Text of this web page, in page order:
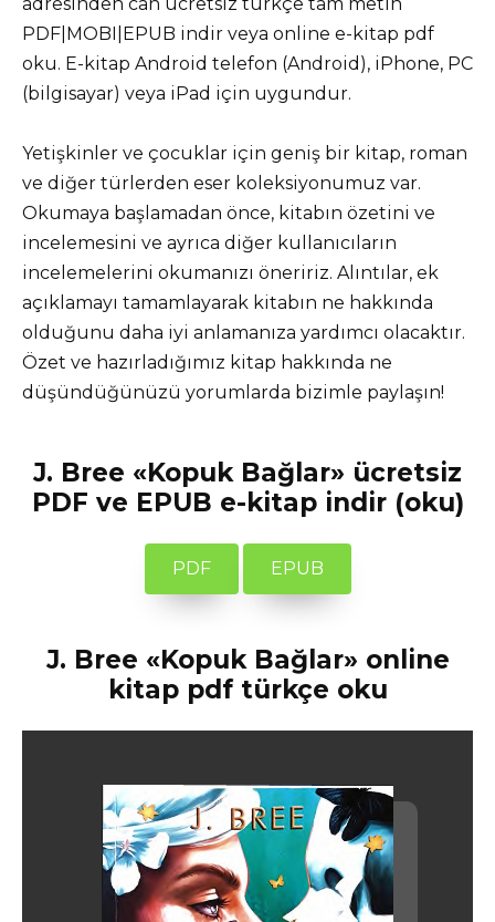
PDF|MOBI|EPUB indir veya online e-kitap pdf
oku. E-kitap Android telefon (Android), iPhone, PC
(bilgisayar) veya iPad için uygundur.
Yetişkinler ve çocuklar için geniş bir kitap, roman
ve diğer türlerden eser koleksiyonumuz var.
Okumaya başlamadan önce, kitabın özetini ve
incelemesini ve ayrıca diğer kullanıcıların
incelemelerini okumanızı öneririz. Alıntılar, ek
açıklamayı tamamlayarak kitabın ne hakkında
olduğunu daha iyi anlamanıza yardımcı olacaktır.
Özet ve hazırladığımız kitap hakkında ne
düşündüğünüzü yorumlarda bizimle paylaşın!
J. Bree «Kopuk Bağlar» ücretsiz
PDF ve EPUB e-kitap indir (oku)
PDF EPUB
J. Bree «Kopuk Bağlar» online
kitap pdf türkçe oku